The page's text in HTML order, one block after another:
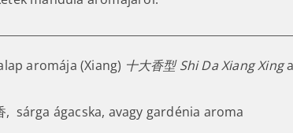
aromája (Xiang) 十大香型 Shi Da Xiang Xing
, sárga ágacska, avagy gardénia aroma